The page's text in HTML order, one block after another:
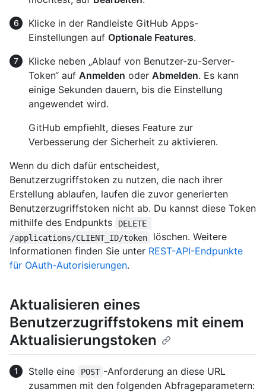
Klicke in der Randleiste GitHub Apps-
Einstellungen auf Optionale Features.
Klicke neben „Ablauf von Benutzer-zu-Server-
Token“ auf Anmelden oder Abmelden. Es kann
einige Sekunden dauern, bis die Einstellung
angewendet wird.
GitHub empfiehlt, dieses Feature zur
Verbesserung der Sicherheit zu aktivieren.
Wenn du dich dafür entscheidest,
Benutzerzugriffstoken zu nutzen, die nach ihrer
Erstellung ablaufen, laufen die zuvor generierten
Benutzerzugriffstoken nicht ab. Du kannst diese Token
mithilfe des Endpunkts
DELETE
/applications/CLIENT_ID/token
löschen. Weitere
Informationen finden Sie unter REST-API-Endpunkte
für OAuth-Autorisierungen.
Aktualisieren eines
Benutzerzugriffstokens mit einem
Aktualisierungstoken
Stelle eine POST -Anforderung an diese URL
zusammen mit den folgenden Abfrageparametern: